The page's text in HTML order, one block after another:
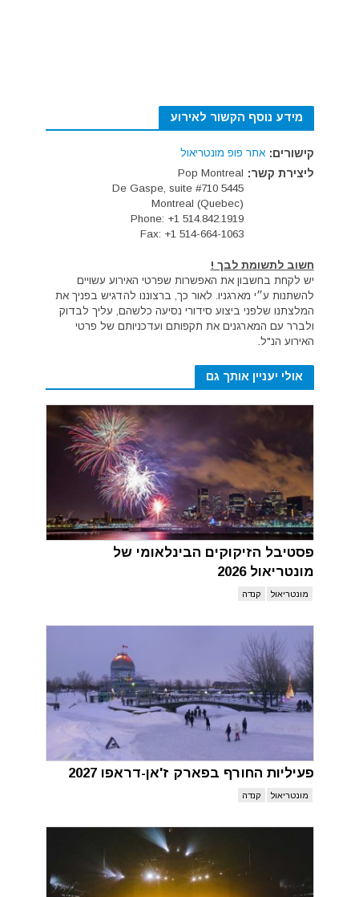
מידע נוסף הקשור לאירוע
קישורים: אתר פופ מונטריאול
ליצירת קשר: Pop Montreal
5445 De Gaspe, suite #710
Montreal (Quebec)
Phone: +1 514.842.1919
Fax: +1 514-664-1063
חשוב לתשומת לבך !
יש לקחת בחשבון את האפשרות שפרטי האירוע עשויים
להשתנות ע״י מארגניו. לאור כך, ברצוננו להדגיש בפניך את
המלצתנו שלפני ביצוע סידורי נסיעה כלשהם, עליך לבדוק
ולברר עם המארגנים את תקפותם ועדכניותם של פרטי
האירוע הנ"ל.
אולי יעניין אותך גם
פסטיבל הזיקוקים הבינלאומי של
מונטריאול 2026
מונטריאול קנדה
פעיליות החורף בפארק ז'אן-דראפו 2027
מונטריאול קנדה